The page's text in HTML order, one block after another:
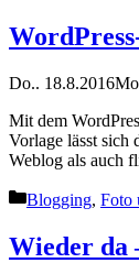
Do.. 18.8.2016
Mit dem
Vorlage lässt sich
Weblog als auch
Kategorien
Blogging, Foto
Wieder da